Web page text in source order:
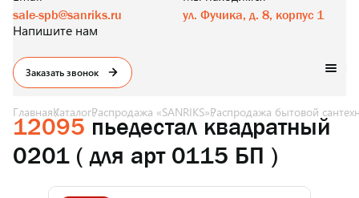
sale-spb@sanriks.ru
Напишите нам
ул. Фучика, д. 8, корпус 1
Заказать звонок
ГлавнаяКаталогРаспродажа «SANRIKS»Распродажа бытовой
12095 пьедестал квадратный
0201 ( для арт 0115 БП )